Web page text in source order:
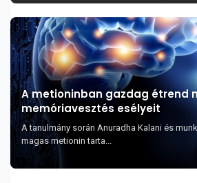
A metioninban gazdag étrend
memóriavesztés esélyeit
A tanulmány során Anuradha Kalani és munkatársai hat héten át
magas metionin tarta...